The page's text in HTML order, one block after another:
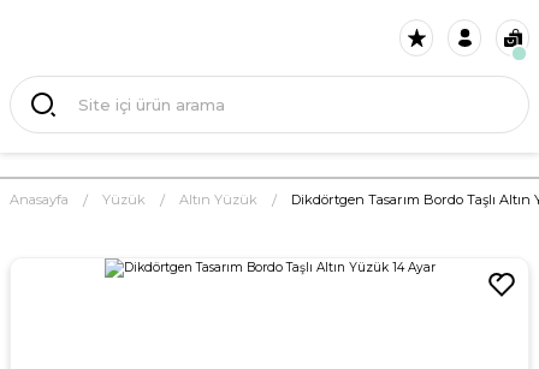
Anasayfa Yüzük Altın Yüzük Dikdörtgen Tasarım Bordo Taşlı Altın